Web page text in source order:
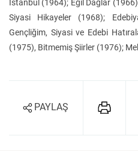
İstanbul (1964); Eğil Dağlar
Siyasi Hikayeler (1968);
Gençliğim, Siyasi ve Edebi
(1975), Bitmemiş Şiirler (1976);
PAYLAŞ